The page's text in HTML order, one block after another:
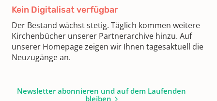
Kein Digitalisat verfügbar
Der Bestand wächst stetig. Täglich kommen weitere
Kirchenbücher unserer Partnerarchive hinzu. Auf
unserer Homepage zeigen wir Ihnen tagesaktuell die
Neuzugänge an.
Newsletter abonnieren und auf dem Laufenden
bleiben